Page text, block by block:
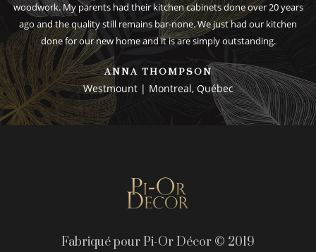
woodwork. My parents had their kitchen cabinets done over 20 years
ago and the quality still remains bar-none. We just had our kitchen
done for our new home and it is are simply outstanding.
ANNA THOMPSON
Westmount | Montreal, Québec
Fabriqué pour Pi-Or Décor © 2019